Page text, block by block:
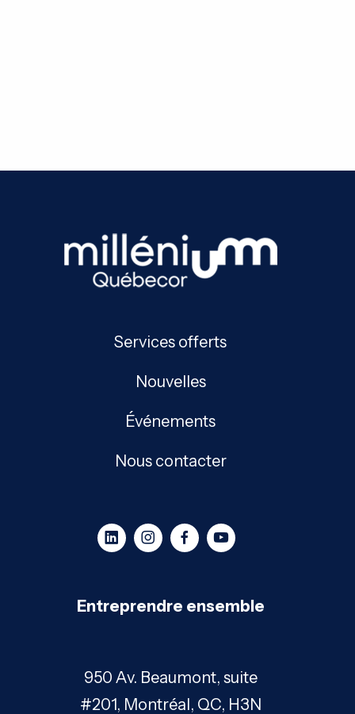
Services offerts
Nouvelles
Événements
Nous contacter
Entreprendre ensemble
950 Av. Beaumont, suite
#201, Montréal, QC, H3N